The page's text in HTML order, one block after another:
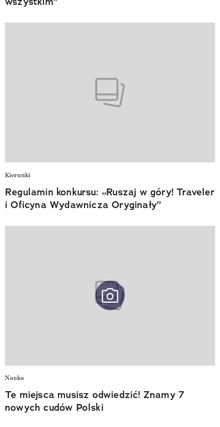
Kierunki
Regulamin konkursu: „Ruszaj w góry! Traveler
i Oficyna Wydawnicza Oryginały”
Nauka
Te miejsca musisz odwiedzić! Znamy 7
nowych cudów Polski